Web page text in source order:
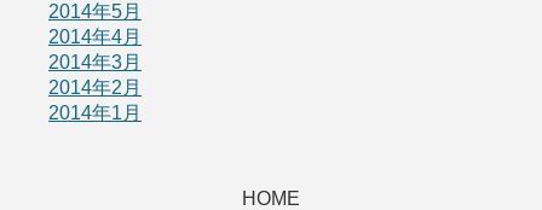
2014年5月
2014年4月
2014年3月
2014年2月
2014年1月
HOME